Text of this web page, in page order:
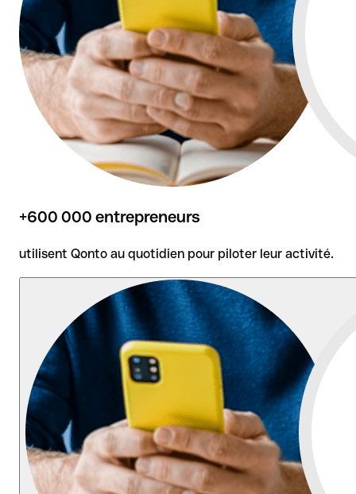
+600 000 entrepreneurs
utilisent Qonto au quotidien pour piloter leur activité.